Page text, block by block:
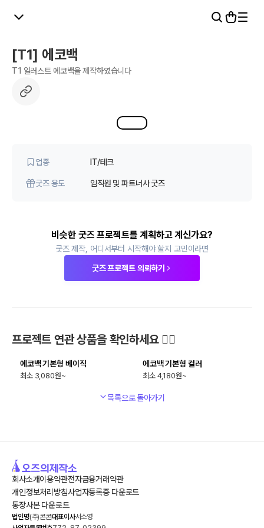
[T1] 에코백
T1 일러스트 에코백을 제작하였습니다
업종 IT/테크
굿즈 용도 임직원 및 파트너사 굿즈
비슷한 굿즈 프로젝트를 계획하고 계신가요?
굿즈 제작, 어디서부터 시작해야 할지 고민이라면
굿즈 프로젝트 의뢰하기
프로젝트 연관 상품을 확인하세요 🙋‍♀️
200
에코백 기본형 베이직
3,080
에코백 기본형 컬러
4,180
목록으로 돌아가기
법인명(주)콘콘대표이사서소영
회사소개이용약관전자금융거래약관
개인정보처리방침사업자등록증 다운로드
통장사본 다운로드